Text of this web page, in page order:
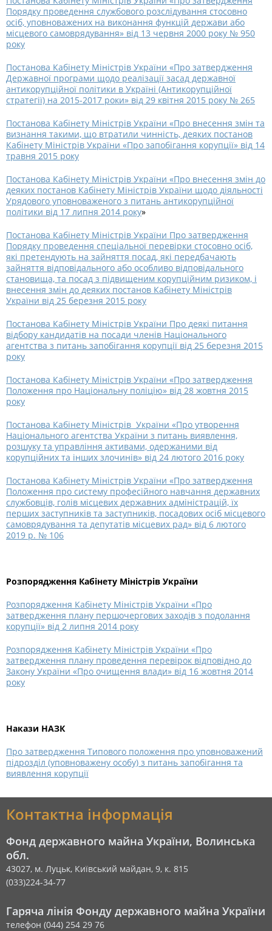
Порядку проведення службового розслідування стосовно
осіб, уповноважених на виконання функцій держави або
місцевого самоврядування» від 13 червня 2000 року № 950
року
Постанова Кабінету Міністрів України «Про затвердження
Державної програми щодо реалізації засад державної
антикорупційної політики в Україні (Антикорупційної
стратегії) на 2015-2017 роки» від 29 квітня 2015 року № 265
Постанова Кабінету Міністрів України «Про внесення змін та
визнання такими, що втратили чинність, деяких постанов
Кабінету Міністрів України «Про запобігання корупції» від 14
травня 2015 року
Постанова Кабінету Міністрів України «Про внесення змін до
деяких постанов Кабінету Міністрів України щодо діяльності
Урядового уповноваженого з питань антикорупційної
політики від 17 липня 2014 року»
Постанова Кабінету Міністрів України Про затвердження
Порядку проведення спеціальної перевірки стосовно осіб,
які претендують на зайняття посад, які передбачають
зайняття відповідального або особливо відповідального
становища, та посад з підвищеним корупційним ризиком, і
внесення змін до деяких постанов Кабінету Міністрів
України від 25 березня 2015 року
Постанова Кабінету Міністрів України Про деякі питання
відбору кандидатів на посади членів Національного
агентства з питань запобігання корупції від 25 березня 2015
року
Постанова Кабінету Міністрів України «Про затвердження
Положення про Національну поліцію» від 28 жовтня 2015
року
Постанова Кабінету Міністрів України «Про утворення
Національного агентства України з питань виявлення,
розшуку та управління активами, одержаними від
корупційних та інших злочинів» від 24 лютого 2016 року
Постанова Кабінету Міністрів України «Про затвердження
Положення про систему професійного навчання державних
службовців, голів місцевих державних адміністрацій, їх
перших заступників та заступників, посадових осіб місцевого
самоврядування та депутатів місцевих рад» від 6 лютого
2019 р. № 106
Розпорядження Кабінету Міністрів України
Розпорядження Кабінету Міністрів України «Про
затвердження плану першочергових заходів з подолання
корупції» від 2 липня 2014 року
Розпорядження Кабінету Міністрів України «Про
затвердження плану проведення перевірок відповідно до
Закону України «Про очищення влади» від 16 жовтня 2014
року
Накази НАЗК
Про затвердження Типового положення про уповноважений
підрозділ (уповноважену особу) з питань запобігання та
виявлення корупції
Контактна інформація
Фонд державного майна України, Волинська
обл.
43027, м. Луцьк, Київський майдан, 9, к. 815
(033)224-34-77
Гаряча лінія Фонду державного майна України
телефон (044) 254 29 76